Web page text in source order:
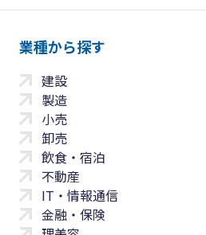
業種から探す
建設
製造
小売
卸売
飲食・宿泊
不動産
IT・情報通信
金融・保険